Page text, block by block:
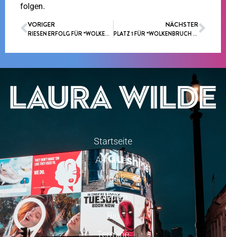
folgen.
VORIGER
RIESEN ERFOLG FÜR “WOLKENBRUCH IM 7TEN HIMMEL”
NÄCHSTER
PLATZ 1 FÜR “WOLKENBRUCH IM 7TEN HIMMEL” IN DEN TOP 100 AIRPLAY CHARTS
Startseite
Aktuelles
Musik
Medien
Bio
Termine